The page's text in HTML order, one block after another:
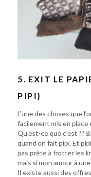
5. EXIT LE
PIPI)
L’une des choses que
facilement mis en
Qu’est-ce que c’est ??
quand on fait pipi. Et
pas prête à frotter les
mais si mon amour à
Il existe aussi des